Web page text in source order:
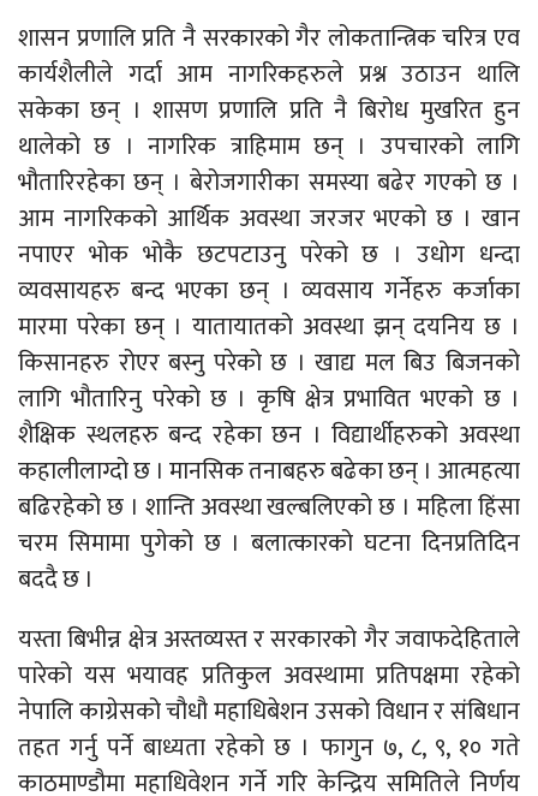
शासन प्रणालि प्रति नै सरकारको गैर लोकतान्त्रिक चरित्र एव
कार्यशैलीले गर्दा आम नागरिकहरुले प्रश्न उठाउन थालि
सकेका छन् । शासण प्रणालि प्रति नै बिरोध मुखरित हुन
थालेको छ । नागरिक त्राहिमाम छन् । उपचारको लागि
भौतारिरहेका छन् । बेरोजगारीका समस्या बढेर गएको छ ।
आम नागरिकको आर्थिक अवस्था जरजर भएको छ । खान
नपाएर भोक भोकै छटपटाउनु परेको छ । उधोग धन्दा
व्यवसायहरु बन्द भएका छन् । व्यवसाय गर्नेहरु कर्जाका
मारमा परेका छन् । यातायातको अवस्था झन् दयनिय छ ।
किसानहरु रोएर बस्नु परेको छ । खाद्य मल बिउ बिजनको
लागि भौतारिनु परेको छ । कृषि क्षेत्र प्रभावित भएको छ ।
शैक्षिक स्थलहरु बन्द रहेका छन । विद्यार्थीहरुको अवस्था
कहालीलाग्दो छ । मानसिक तनाबहरु बढेका छन् । आत्महत्या
बढिरहेको छ । शान्ति अवस्था खल्बलिएको छ । महिला हिंसा
चरम सिमामा पुगेको छ । बलात्कारको घटना दिनप्रतिदिन
बददै छ ।
यस्ता बिभीन्न क्षेत्र अस्तव्यस्त र सरकारको गैर जवाफदेहिताले
पारेको यस भयावह प्रतिकुल अवस्थामा प्रतिपक्षमा रहेको
नेपालि काग्रेसको चौधौ महाधिबेशन उसको विधान र संबिधान
तहत गर्नु पर्ने बाध्यता रहेको छ । फागुन ७, ८, ९, १० गते
काठमाण्डौमा महाधिवेशन गर्ने गरि केन्द्रिय समितिले निर्णय